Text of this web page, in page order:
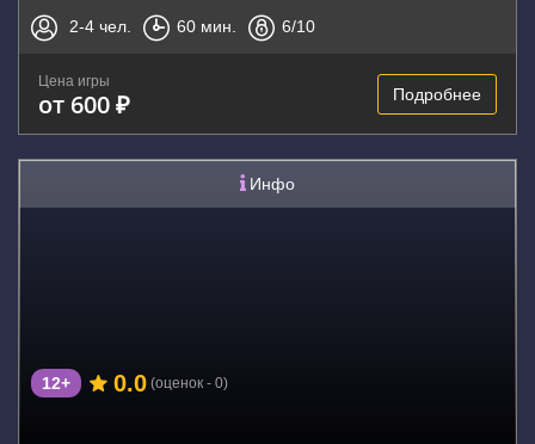
2-4 чел. 60 мин. 6/10
Цена игры
от 600 ₽ Подробнее
Инфо
12+ 0.0 (оценок - 0)